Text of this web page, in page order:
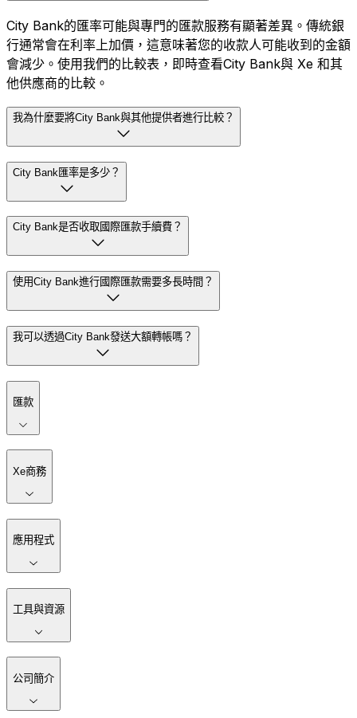
City Bank的匯率可能與專門的匯款服務有顯著差異。傳統銀
行通常會在利率上加價，這意味著您的收款人可能收到的金額
會減少。使用我們的比較表，即時查看City Bank與 Xe 和其
他供應商的比較。
我為什麼要將City Bank與其他提供者進行比較？
City Bank匯率是多少？
City Bank是否收取國際匯款手續費？
使用City Bank進行國際匯款需要多長時間？
我可以透過City Bank發送大額轉帳嗎？
匯款
Xe商務
應用程式
工具與資源
公司簡介